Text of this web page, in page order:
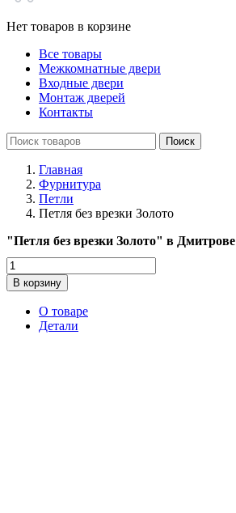
Нет товаров в корзине
Все товары
Межкомнатные двери
Входные двери
Монтаж дверей
Контакты
Search
for:
Поиск
Главная
Фурнитура
Петли
Петля без врезки Золото
"Петля без врезки Золото" в Дмитрове
Количество
товара
Петля
врезки
Золото
В корзину
О товаре
Детали